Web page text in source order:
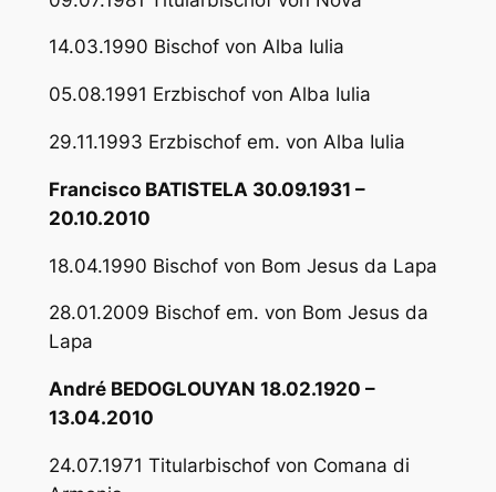
14.03.1990 Bischof von Alba Iulia
05.08.1991 Erzbischof von Alba Iulia
29.11.1993 Erzbischof em. von Alba Iulia
Francisco BATISTELA 30.09.1931 –
20.10.2010
18.04.1990 Bischof von Bom Jesus da Lapa
28.01.2009 Bischof em. von Bom Jesus da
Lapa
André BEDOGLOUYAN 18.02.1920 –
13.04.2010
24.07.1971 Titularbischof von Comana di